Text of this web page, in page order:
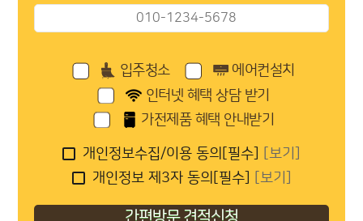
입주청소
에어컨설치
인터넷 혜택 상담 받기
가전제품 혜택 안내받기
개인정보수집/이용 동의[필수]
[보기]
개인정보 제3자 동의[필수]
[보기]